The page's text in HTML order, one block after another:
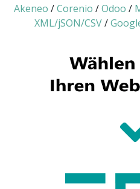
Akeneo /Corenio /Odoo /
XML/jSON/CSV/